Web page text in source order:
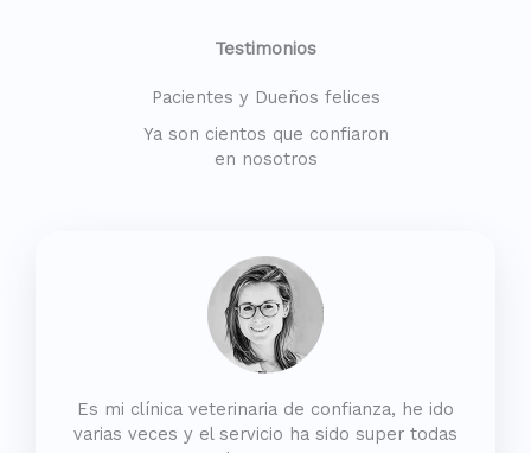
Testimonios
Pacientes y Dueños felices
Ya son cientos que confiaron
en nosotros
Es mi clínica veterinaria de confianza, he ido
varias veces y el servicio ha sido super todas